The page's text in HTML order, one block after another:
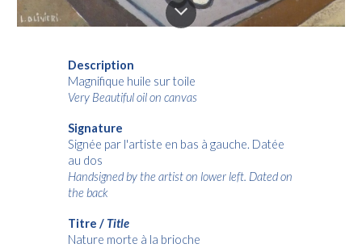
Description
Magnifique huile sur toile
Very Beautiful oil on canvas
Signature
Signée par l'artiste en bas à gauche. Datée
au dos
Handsigned by the artist on lower left. Dated on
the back
Titre / Title
Nature morte à la brioche